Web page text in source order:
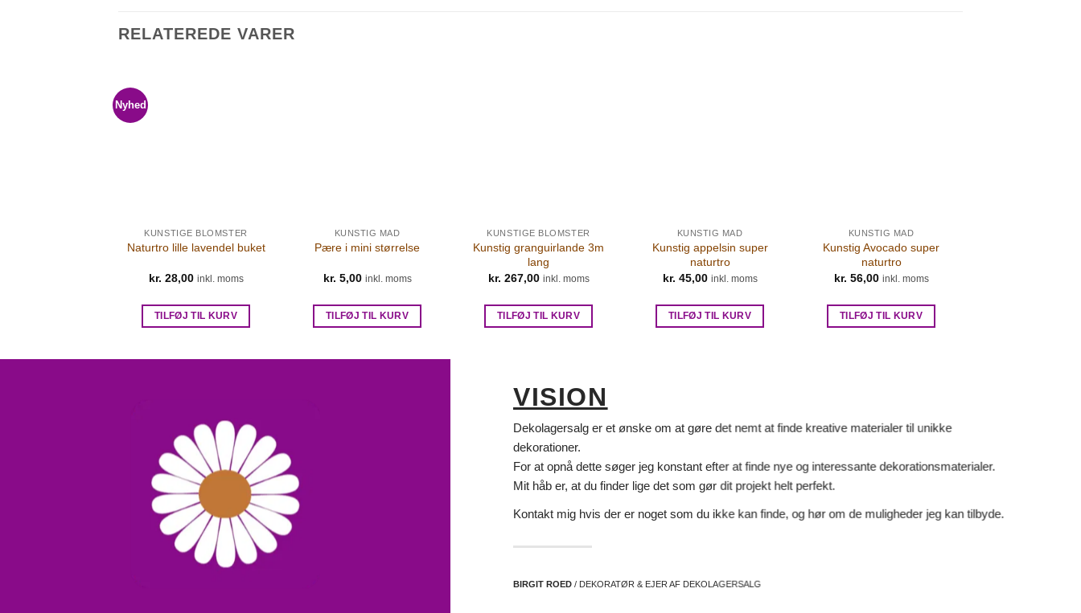
RELATEREDE VARER
Nyhed
KUNSTIGE BLOMSTER
Naturtro lille lavendel buket
kr. 28,00 inkl. moms
TILFØJ TIL KURV
KUNSTIG MAD
Pære i mini størrelse
kr. 5,00 inkl. moms
TILFØJ TIL KURV
KUNSTIGE BLOMSTER
Kunstig granguirlande 3m
lang
kr. 267,00 inkl. moms
TILFØJ TIL KURV
KUNSTIG MAD
Kunstig appelsin super
naturtro
kr. 45,00 inkl. moms
TILFØJ TIL KURV
KUNSTIG MAD
Kunstig Avocado super
naturtro
kr. 56,00 inkl. moms
TILFØJ TIL KURV
VISION
Dekolagersalg er et ønske om at gøre det nemt at finde kreative materialer til unikke
dekorationer.
For at opnå dette søger jeg konstant efter at finde nye og interessante dekorationsmaterialer.
Mit håb er, at du finder lige det som gør dit projekt helt perfekt.
Kontakt mig hvis der er noget som du ikke kan finde, og hør om de muligheder jeg kan tilbyde.
BIRGIT ROED / DEKORATØR & EJER AF DEKOLAGERSALG